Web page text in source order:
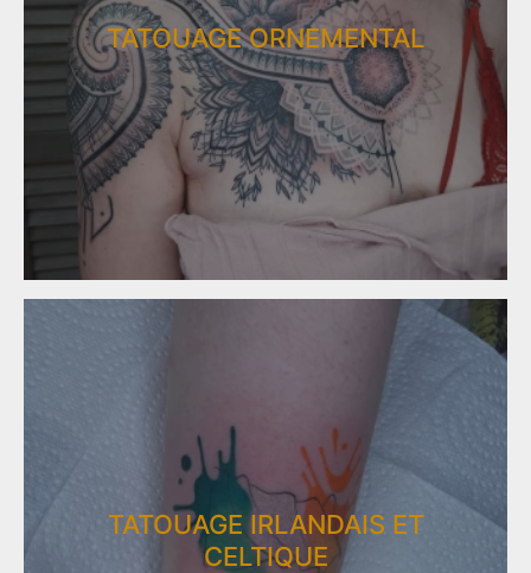
TATOUAGE ORNEMENTAL
TATOUAGE IRLANDAIS ET
CELTIQUE